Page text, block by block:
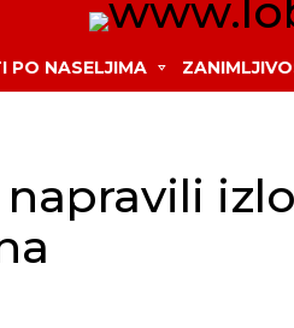
PO NASELJIMA
napravili